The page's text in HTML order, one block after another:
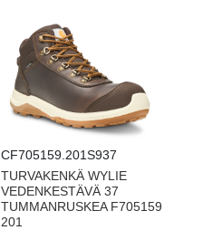
CF705159.201S937
TURVAKENKÄ WYLIE
VEDENKESTÄVÄ 37
TUMMANRUSKEA F705159
201